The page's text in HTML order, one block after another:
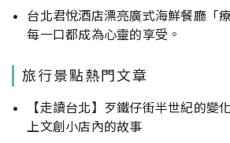
台北君悅酒店漂亮廣式海鮮餐廳「
每一口都成為心靈的享受。
旅行景點熱門文章
【走讀台北】歹鐵仔街半世紀的變
上文創小店內的故事